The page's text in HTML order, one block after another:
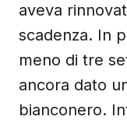
aveva
scadenza. In
meno di tre
ancora dato
bianconero.